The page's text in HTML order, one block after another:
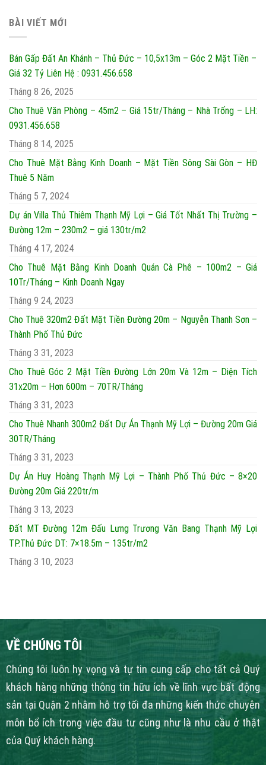
BÀI VIẾT MỚI
Bán Gấp Đất An Khánh – Thủ Đức – 10,5x13m – Góc 2 Mặt Tiền –
Giá 32 Tỷ Liên Hệ : 0931.456.658
Tháng 8 26, 2025
Cho Thuê Văn Phòng – 45m2 – Giá 15tr/Tháng – Nhà Trống – LH:
0931.456.658
Tháng 8 14, 2025
Cho Thuê Mặt Bằng Kinh Doanh – Mặt Tiền Sông Sài Gòn – HĐ
Thuê 5 Năm
Tháng 5 7, 2024
Dự án Villa Thủ Thiêm Thạnh Mỹ Lợi – Giá Tốt Nhất Thị Trường –
Đường 12m – 230m2 – giá 130tr/m2
Tháng 4 17, 2024
Cho Thuê Mặt Bằng Kinh Doanh Quán Cà Phê – 100m2 – Giá
10Tr/Tháng – Kinh Doanh Ngay
Tháng 9 24, 2023
Cho Thuê 320m2 Đất Mặt Tiền Đường 20m – Nguyễn Thanh Sơn –
Thành Phố Thủ Đức
Tháng 3 31, 2023
Cho Thuê Góc 2 Mặt Tiền Đường Lớn 20m Và 12m – Diện Tích
31x20m – Hơn 600m – 70TR/Tháng
Tháng 3 31, 2023
Cho Thuê Nhanh 300m2 Đất Dự Án Thạnh Mỹ Lợi – Đường 20m Giá
30TR/Tháng
Tháng 3 31, 2023
Dự Án Huy Hoàng Thạnh Mỹ Lợi – Thành Phố Thủ Đức – 8×20
Đường 20m Giá 220tr/m
Tháng 3 13, 2023
Đất MT Đường 12m Đấu Lưng Trương Văn Bang Thạnh Mỹ Lợi
TP.Thủ Đức DT: 7×18.5m – 135tr/m2
Tháng 3 10, 2023
VỀ CHÚNG TÔI
Chúng tôi luôn hy vọng và tự tin cung cấp cho tất cả Quý
khách hàng những thông tin hữu ích về lĩnh vực bất động
sản tại Quận 2 nhằm hỗ trợ tối đa những kiến thức chuyên
môn bổ ích trong việc đầu tư cũng như là nhu cầu ở thật
của Quý khách hàng.